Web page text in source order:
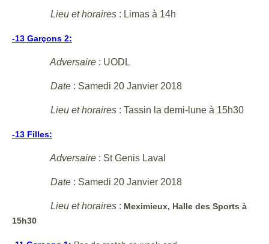
Lieu et horaires : Limas à 14h
-13 Garçons 2:
Adversaire : UODL
Date : Samedi 20 Janvier 2018
Lieu et horaires : Tassin la demi-lune à 15h30
-13 Filles:
Adversaire : St Genis Laval
Date : Samedi 20 Janvier 2018
Lieu et horaires : Meximieux, Halle des Sports à
15h30